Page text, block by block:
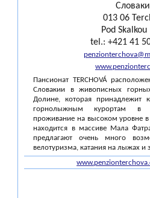
013 06
Pod
tel.: +421 41
Пансионат TERCHOVÁ
Словакии в живописных
Долине, которая принадлежит
горнолыжным курортам в
проживание на высоком уровне в
находится в массиве Мала
предлагают очень много
велотуризма, катания на лыжах и